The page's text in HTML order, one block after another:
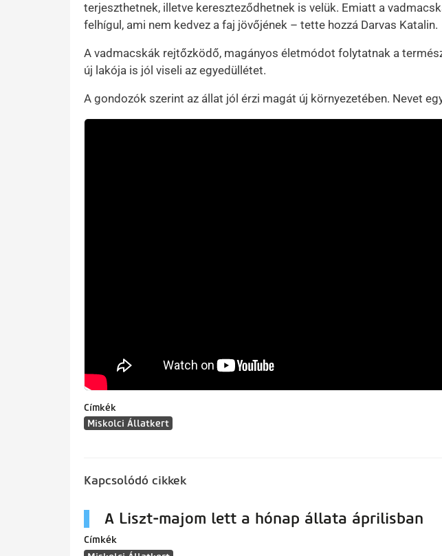
terjeszthetnek, illetve kereszteződhetnek is velük. Emiatt a
felhígul, ami nem kedvez a faj jövőjének – tette hozzá Darvas Katalin.
A vadmacskák rejtőzködő, magányos életmódot folytatnak a
új lakója is jól viseli az egyedüllétet.
A gondozók szerint az állat jól érzi magát új környezetében. Nevet
Címkék
Miskolci Állatkert
Kapcsolódó cikkek
A Liszt-majom lett a hónap állata áprilisban
Címkék